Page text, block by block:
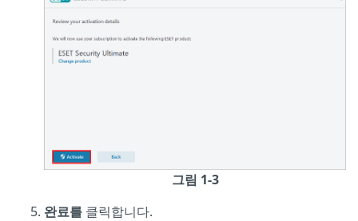
그림 1-3
완료를 클릭합니다.